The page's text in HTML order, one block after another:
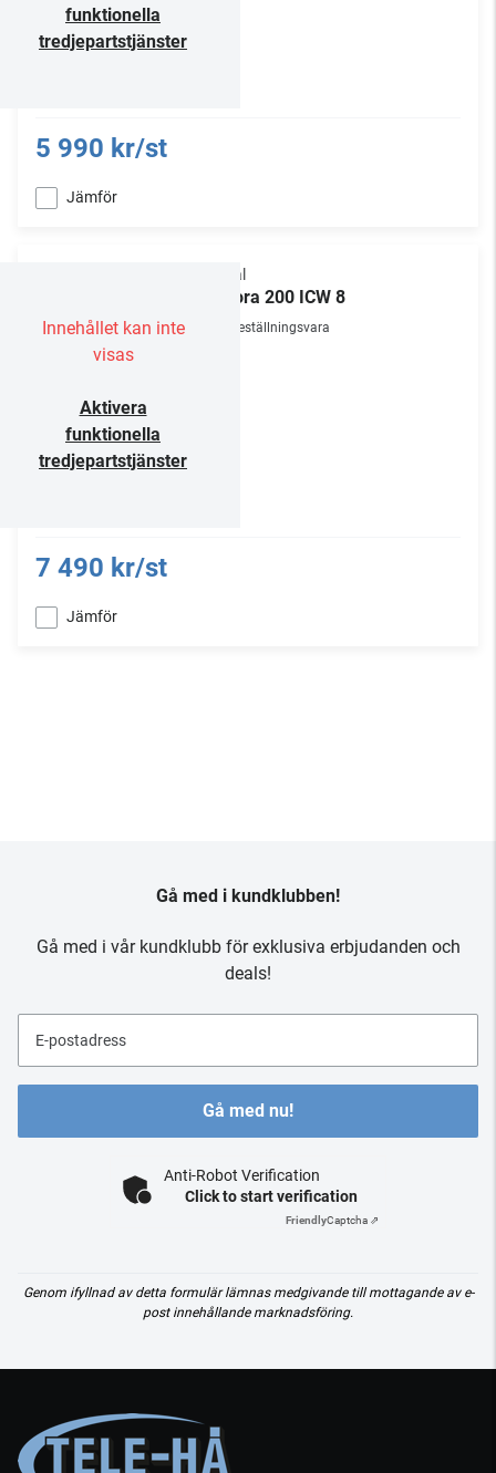
funktionella
tredjepartstjänster
5 990 kr/st
Jämför
Innehållet kan inte
visas
Aktivera
funktionella
tredjepartstjänster
Focal
Littora 200 ICW 8
Beställningsvara
7 490 kr/st
Jämför
Gå med i kundklubben!
Gå med i vår kundklubb för exklusiva erbjudanden och
deals!
E-postadress
Gå med nu!
Anti-Robot Verification
Click to start verification
FriendlyCaptcha ⇗
Genom ifyllnad av detta formulär lämnas medgivande till mottagande av e-
post innehållande marknadsföring.